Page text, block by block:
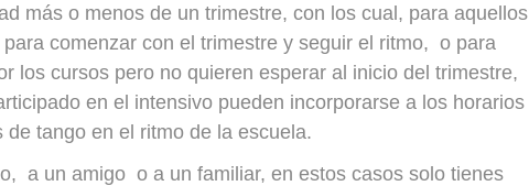
más o menos de un trimestre, con los cual, para aquellos
comenzar con el trimestre y seguir el ritmo, o para
los cursos pero no quieren esperar al inicio del trimestre,
en el intensivo pueden incorporarse a los horarios
tango en el ritmo de la escuela.
a un amigo o a un familiar, en estos casos solo tienes